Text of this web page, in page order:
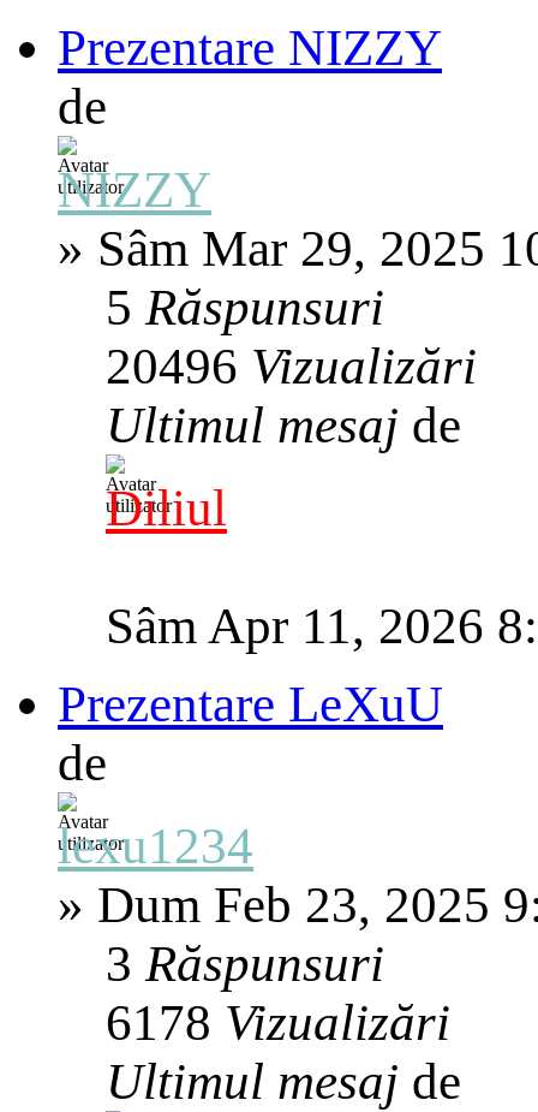
Prezentare NIZZY
de
NIZZY
» Sâm Mar 29, 2025
5Răspunsuri
20496 Vizualizări
Ultimul mesaj de
Diliul
Sâm Apr 11, 2026
Prezentare LeXuU
de
lexu1234
» Dum Feb 23, 2025
3Răspunsuri
6178 Vizualizări
Ultimul mesaj de